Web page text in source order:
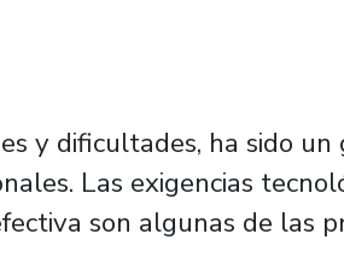
y dificultades, ha sido
Las exigencias
son algunas de las